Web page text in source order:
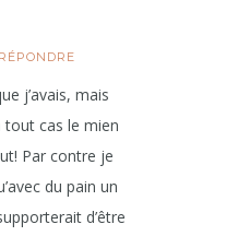
RÉPONDRE
j’avais, mais
tout cas le mien
Par contre je
du pain un
d’être